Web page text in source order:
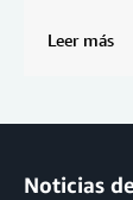
Leer más
Noticias